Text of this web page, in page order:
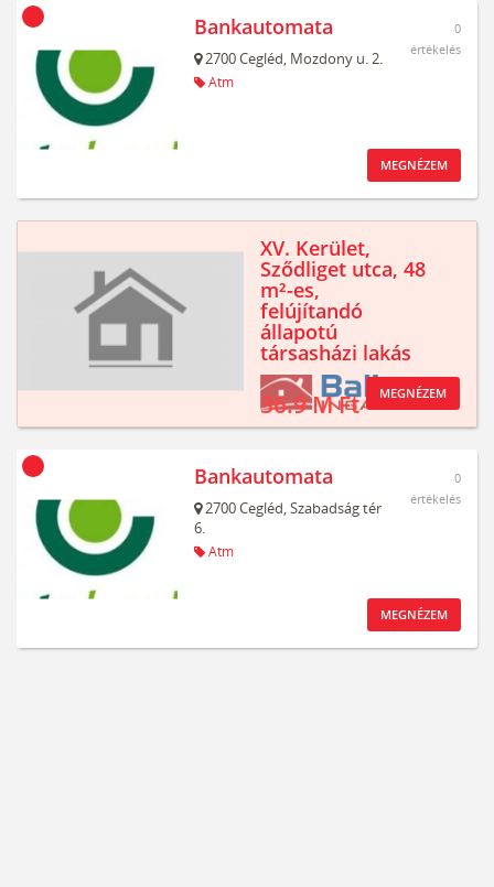
Bankautomata
2700Cegléd, Mozdony u. 2.
Atm
0
értékelés
MEGNÉZEM
XV. Kerület,
Sződliget utca, 48
m²-es,
felújítandó
állapotú
társasházi lakás
36.9 M Ft MEGNÉZEM
Bankautomata
2700Cegléd,Szabadság tér
6.
Atm
0
értékelés
MEGNÉZEM